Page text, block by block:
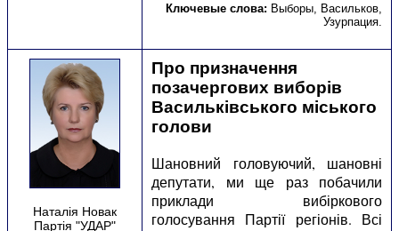
Ключевые слова: Выборы Васильков
Узурпация
Наталія Новак
Партія "УДАР"
Про призначення
позачергових виборів
Васильківського міського
голови
Шановний головуючий, шановні
депутати, ми ще раз побачили
приклади вибіркового
голосування Партії регіонів. Всі